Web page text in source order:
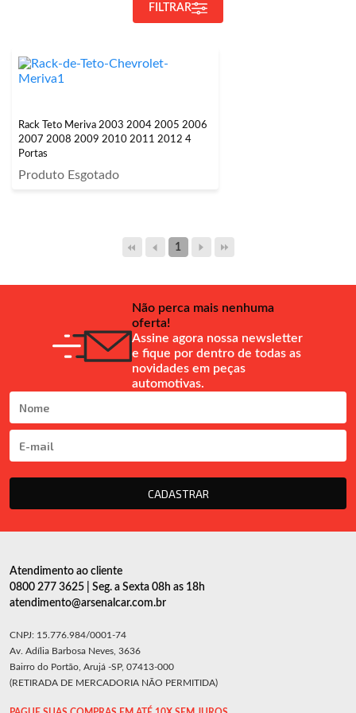
FILTRAR
Rack Teto Meriva 2003 2004 2005 2006
2007 2008 2009 2010 2011 2012 4
Portas
Produto Esgotado
1
Não perca mais nenhuma
oferta!
Assine agora nossa newsletter
e fique por dentro de todas as
novidades em peças
automotivas.
CADASTRAR
Atendimento ao cliente
0800 277 3625 | Seg. a Sexta 08h as 18h
atendimento@arsenalcar.com.br
CNPJ: 15.776.984/0001-74
Av. Adília Barbosa Neves, 3636
Bairro do Portão, Arujá -SP, 07413-000
(RETIRADA DE MERCADORIA NÃO PERMITIDA)